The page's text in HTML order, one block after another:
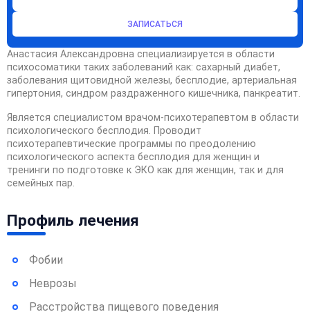
ЗАПИСАТЬСЯ
Анастасия Александровна специализируется в области
психосоматики таких заболеваний как: сахарный диабет,
заболевания щитовидной железы, бесплодие, артериальная
гипертония, синдром раздраженного кишечника, панкреатит.
Является специалистом врачом-психотерапевтом в области
психологического бесплодия. Проводит
психотерапевтические программы по преодолению
психологического аспекта бесплодия для женщин и
тренинги по подготовке к ЭКО как для женщин, так и для
семейных пар.
Профиль лечения
Фобии
Неврозы
Расстройства пищевого поведения